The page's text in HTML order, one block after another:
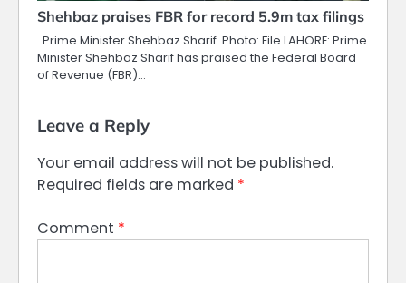
Shehbaz praises FBR for record 5.9m tax filings
. Prime Minister Shehbaz Sharif. Photo: File LAHORE: Prime
Minister Shehbaz Sharif has praised the Federal Board
of Revenue (FBR)…
Leave a Reply
Your email address will not be published.
Required fields are marked *
Comment *